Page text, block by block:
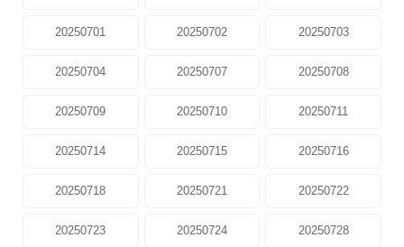
20250701 20250702 20250703
20250704 20250707 20250708
20250709 20250710 20250711
20250714 20250715 20250716
20250718 20250721 20250722
20250723 20250724 20250728